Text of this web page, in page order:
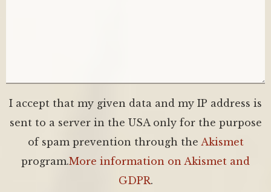
I accept that my given data and my IP address is
sent to a server in the USA only for the purpose
of spam prevention through the Akismet
program.More information on Akismet and
GDPR.